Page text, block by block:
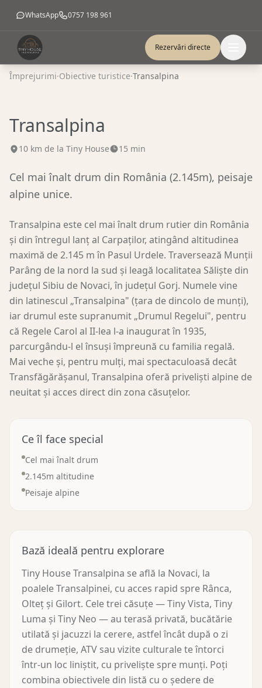
WhatsApp 0757 198 961
Rezervări directe
Împrejurimi·Obiective turistice·Transalpina
Transalpina
10 km de la Tiny House 15 min
Cel mai înalt drum din România (2.145m), peisaje
alpine unice.
Transalpina este cel mai înalt drum rutier din România
și din întregul lanț al Carpaților, atingând altitudinea
maximă de 2.145 m în Pasul Urdele. Traversează Munții
Parâng de la nord la sud și leagă localitatea Săliște din
județul Sibiu de Novaci, în județul Gorj. Numele vine
din latinescul „Transalpina" (țara de dincolo de munți),
iar drumul este supranumit „Drumul Regelui", pentru
că Regele Carol al II-lea l-a inaugurat în 1935,
parcurgându-l el însuși împreună cu familia regală.
Mai veche și, pentru mulți, mai spectaculoasă decât
Transfăgărășanul, Transalpina oferă priveliști alpine de
neuitat și acces direct din zona căsuțelor.
Ce îl face special
Cel mai înalt drum
2.145m altitudine
Peisaje alpine
Bază ideală pentru explorare
Tiny House Transalpina se află la Novaci, la
poalele Transalpinei, cu acces rapid spre Rânca,
Olteț și Gilort. Cele trei căsuțe — Tiny Vista, Tiny
Luma și Tiny Neo — au terasă privată, bucătărie
utilată și jacuzzi la cerere, astfel încât după o zi
de drumeție, ATV sau vizite culturale te întorci
într-un loc liniștit, cu priveliște spre munți. Poți
combina obiectivele din listă cu o ședere de